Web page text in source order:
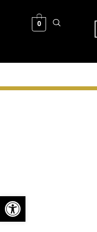
פתח
0